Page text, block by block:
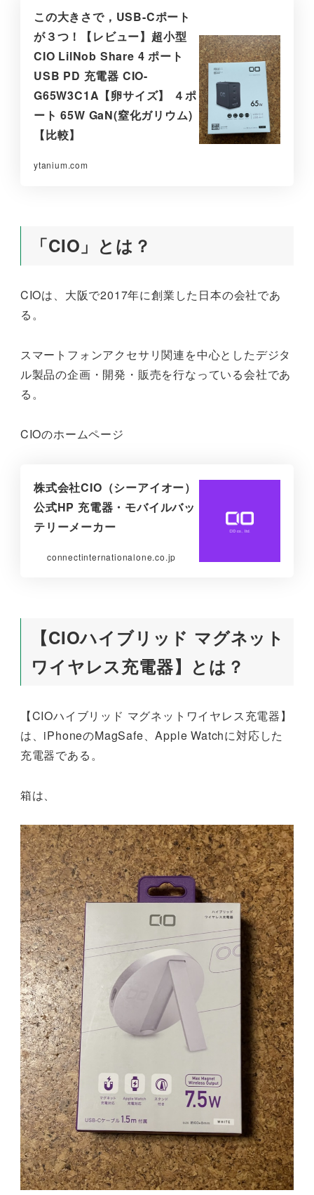
この大きさで，USB-Cポート
が３つ！【レビュー】超小型
CIO LilNob Share 4 ポート
USB PD 充電器 CIO-
G65W3C1A【卵サイズ】 ４ポ
ート 65W GaN(窒化ガリウム)
【比較】
ytanium.com
「CIO」とは？
CIOは、大阪で2017年に創業した日本の会社であ
る。
スマートフォンアクセサリ関連を中心としたデジタ
ル製品の企画・開発・販売を行なっている会社であ
る。
CIOのホームページ
株式会社CIO（シーアイオー）
公式HP 充電器・モバイルバッ
テリーメーカー
connectinternationalone.co.jp
【CIOハイブリッド マグネット
ワイヤレス充電器】とは？
【CIOハイブリッド マグネットワイヤレス充電器】
は、iPhoneのMagSafe、Apple Watchに対応した
充電器である。
箱は、